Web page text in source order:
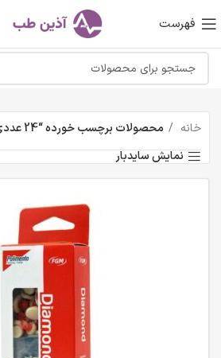
فهرست
خانه محصولات برچسب خورده “24 عددی”
نمایش سایدبار